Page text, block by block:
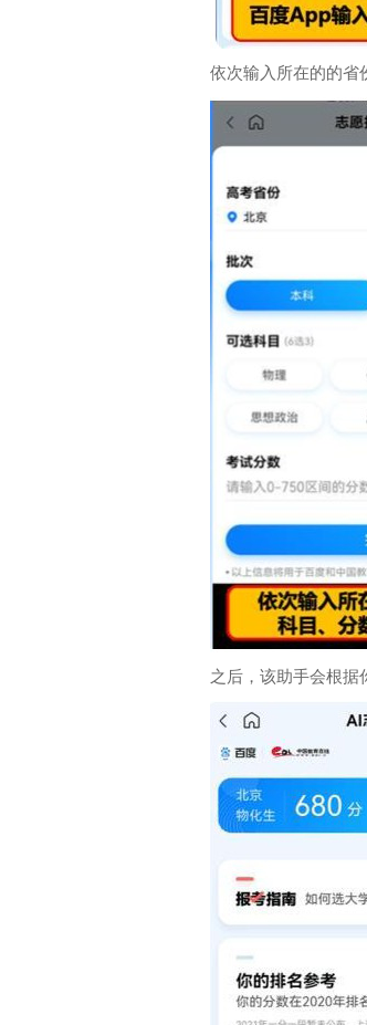
依次输入所在的的省
之后，该助手会根据